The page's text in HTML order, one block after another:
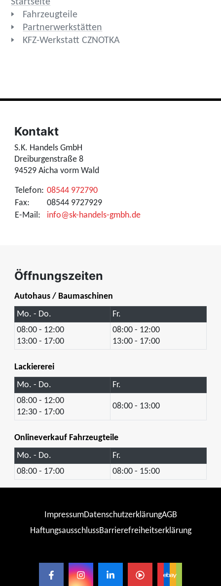
Fahrzeugteile
Partnerwerkstätten
KFZ-Werkstatt CZNOTKA
Kontakt
S.K. Handels GmbH
Dreiburgenstraße 8
94529 Aicha vorm Wald
Telefon: 08544 972790
Fax:
08544 9727929
E-Mail:
info@sk-handels-gmbh.de
Öffnungszeiten
Autohaus / Baumaschinen
Mo. - Do.
Fr.
08:00 - 12:00
13:00 - 17:00
08:00 - 12:00
13:00 - 17:00
Lackiererei
Mo. - Do.
Fr.
08:00 - 12:00
12:30 - 17:00
08:00 - 13:00
Onlineverkauf Fahrzeugteile
Mo. - Do.
Fr.
08:00 - 17:00
08:00 - 15:00
ImpressumDatenschutzerklärungAGB
HaftungsausschlussBarrierefreiheitserklärung